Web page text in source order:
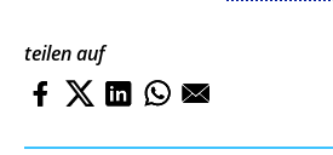
teilen auf